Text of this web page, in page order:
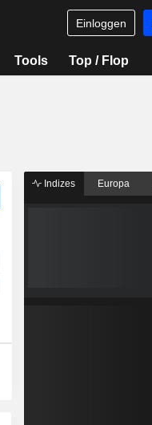
Einloggen
Tools Top / Flop
Indizes Europa